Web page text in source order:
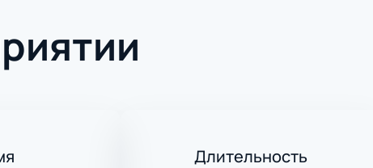
Длительность